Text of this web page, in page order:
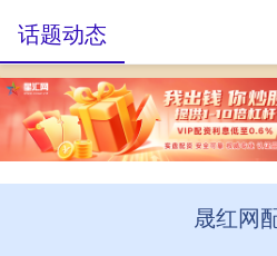
晟红网
话题动态